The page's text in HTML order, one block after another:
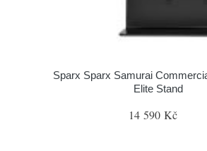
Sparx Sparx Samurai
Elite Stand
14 590 Kč